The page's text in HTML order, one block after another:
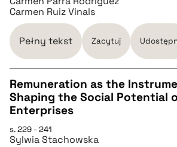
pobierz cytat
pobierz cytat
Carmen Ruiz Vinals
Pełny tekst Zacytuj
CZYSTY TEKST
pobierz cytat
Remuneration as the
Shaping the Social Potential
Enterprises
s. 229 - 241
Sylwia Stachowska